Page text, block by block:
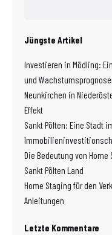
Jüngste Artikel
Investieren in Mödling:
und
Neunkirchen in
Effekt
Sankt Pölten: Eine Stadt
Die Bedeutung von
Sankt Pölten Land
Home Staging für den
Anleitungen
Letzte Kommentare